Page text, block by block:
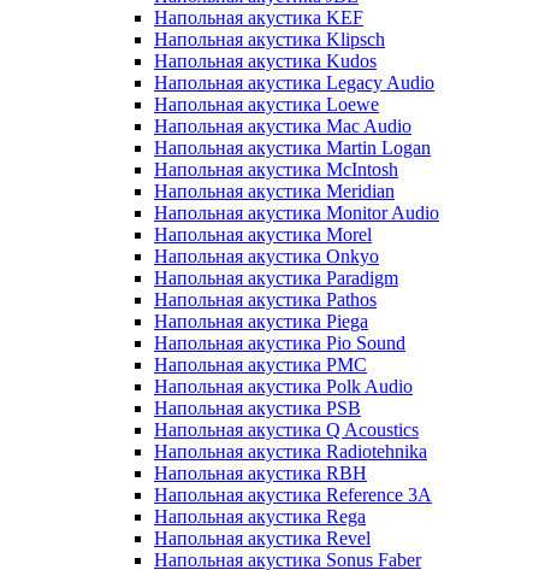
Напольная акустика KEF
Напольная акустика Klipsch
Напольная акустика Kudos
Напольная акустика Legacy Audio
Напольная акустика Loewe
Напольная акустика Mac Audio
Напольная акустика Martin Logan
Напольная акустика McIntosh
Напольная акустика Meridian
Напольная акустика Monitor Audio
Напольная акустика Morel
Напольная акустика Onkyo
Напольная акустика Paradigm
Напольная акустика Pathos
Напольная акустика Piega
Напольная акустика Pio Sound
Напольная акустика PMC
Напольная акустика Polk Audio
Напольная акустика PSB
Напольная акустика Q Acoustics
Напольная акустика Radiotehnika
Напольная акустика RBH
Напольная акустика Reference 3A
Напольная акустика Rega
Напольная акустика Revel
Напольная акустика Sonus Faber